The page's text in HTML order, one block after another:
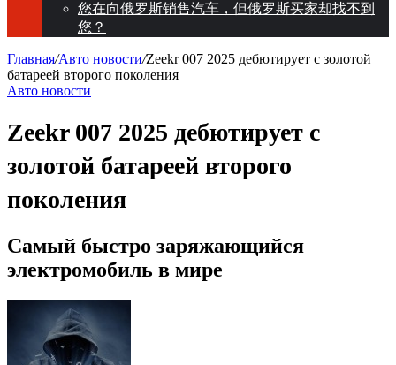
您在向俄罗斯销售汽车，但俄罗斯买家却找不到
您？
Главная/Авто новости/Zeekr 007 2025 дебютирует с золотой
батареей второго поколения
Авто новости
Zeekr 007 2025 дебютирует с
золотой батареей второго
поколения
Самый быстро заряжающийся
электромобиль в мире